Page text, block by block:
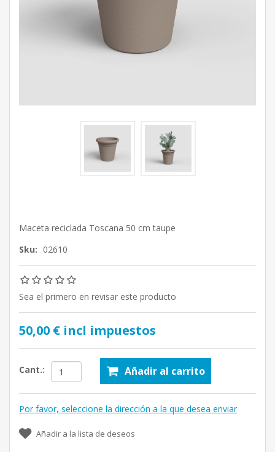
Maceta reciclada Toscana 50 cm taupe
Sku: 02610
Sea el primero en revisar este producto
50,00 € incl impuestos
Cant.: Añadir al carrito
Por favor, seleccione la dirección a la que desea enviar
Añadir a la lista de deseos